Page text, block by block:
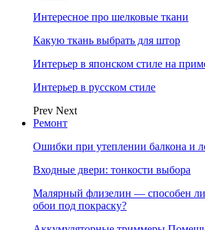
Интересное про шелковые ткани
Какую ткань выбрать для штор
Интерьер в японском стиле на
Интерьер в русском стиле
Prev Next
Ремонт
Ошибки при утеплении балкона и
Входные двери: тонкости выбора
Малярный флизелин — способен ли
обои под покраску?